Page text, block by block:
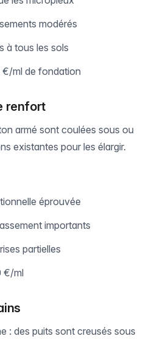
modérés
à tous les sols
ml de fondation
renfort
armé sont coulées sous ou
existantes pour les élargir.
éprouvée
importants
partielles
€/ml
: des puits sont creusés sous